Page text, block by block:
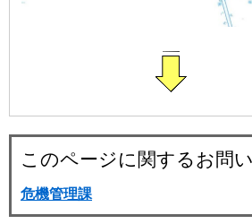
このページに関するお問
危機管理課